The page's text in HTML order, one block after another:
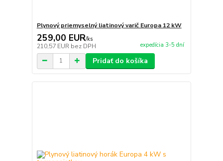
Plynový priemyselný liatinový varič Europa 12 kW
259,00 EUR/ks
210,57 EUR bez DPH expedícia 3-5 dní
Pridať do košíka